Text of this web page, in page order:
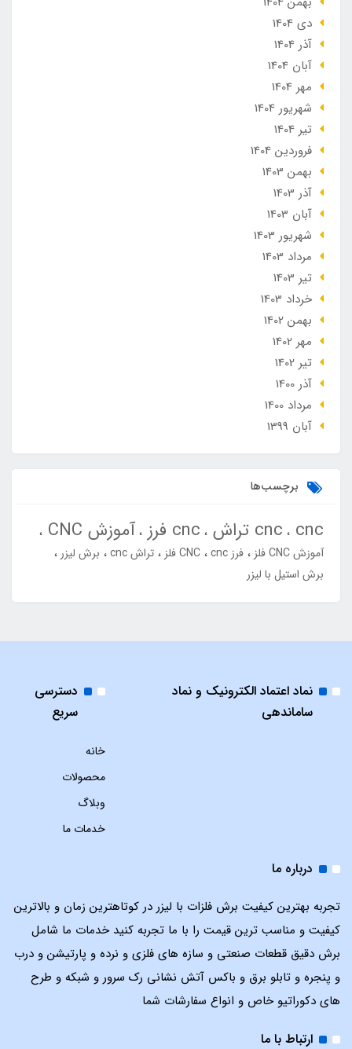
دی 1404
آذر 1404
آبان 1404
مهر 1404
شهریور 1404
تير 1404
فروردین 1404
بهمن 1403
آذر 1403
آبان 1403
شهریور 1403
مرداد 1403
تير 1403
خرداد 1403
بهمن 1402
مهر 1402
تير 1402
آذر 1400
مرداد 1400
آبان 1399
برچسب‌ها
cnc cnc تراش cnc فرز آموزش CNC
آموزش CNC فلز فرز cnc CNC فلز تراش cnc
برش لیزر
برش استیل با لیزر
نماد اعتماد الکترونیک و نماد
ساماندهی
دسترسی
سریع
خانه
محصولات
وبلاگ
خدمات ما
درباره ما
تجربه بهترین کیفیت برش فلزات با لیزر در کوتاهترین زمان و بالاترین
کیفیت و مناسب ترین قیمت را با ما تجربه کنید خدمات ما شامل
برش دقیق قطعات صنعتی و سازه های فلزی و نرده و پارتیشن و درب
و پنجره و تابلو برق و باکس آتش نشانی رک سرور و شبکه و طرح
های دکوراتیو خاص و انواع سفارشات شما
ارتباط با ما